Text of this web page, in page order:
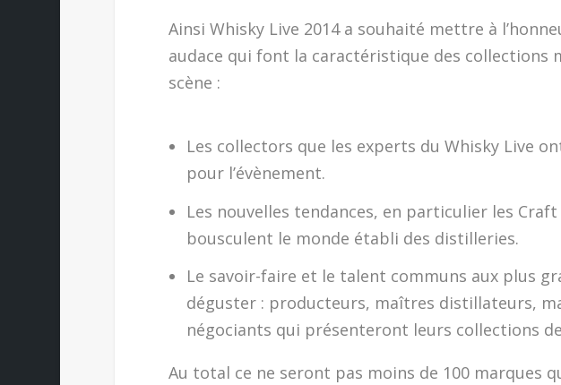
Ainsi Whisky Live 2014 a souhaité mettre à
audace qui font la caractéristique des collections
scène :
Les collectors que les experts du Whisky Live
pour l’évènement.
Les nouvelles tendances, en particulier les
bousculent le monde établi des distilleries.
Le savoir-faire et le talent communs aux plus
déguster : producteurs, maîtres distillateurs,
négociants qui présenteront leurs collections
Au total ce ne seront pas moins de 100 marques